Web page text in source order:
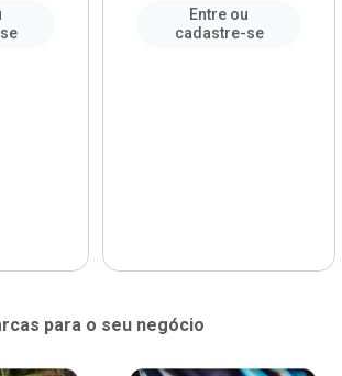
Entre ou
cadastre-se
para o seu negócio